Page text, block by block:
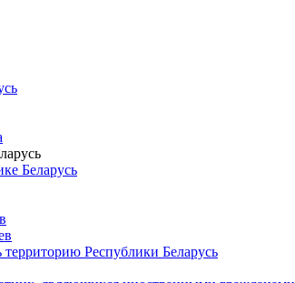
Беларусь
территорию Республики Беларусь